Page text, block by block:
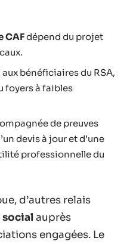
CAFdépend du projet
aux bénéficiaires du RSA,
foyers à faibles
de preuves
devis à jour et d’une
professionnelle du
d’autres relais
auprès
engagées. Le